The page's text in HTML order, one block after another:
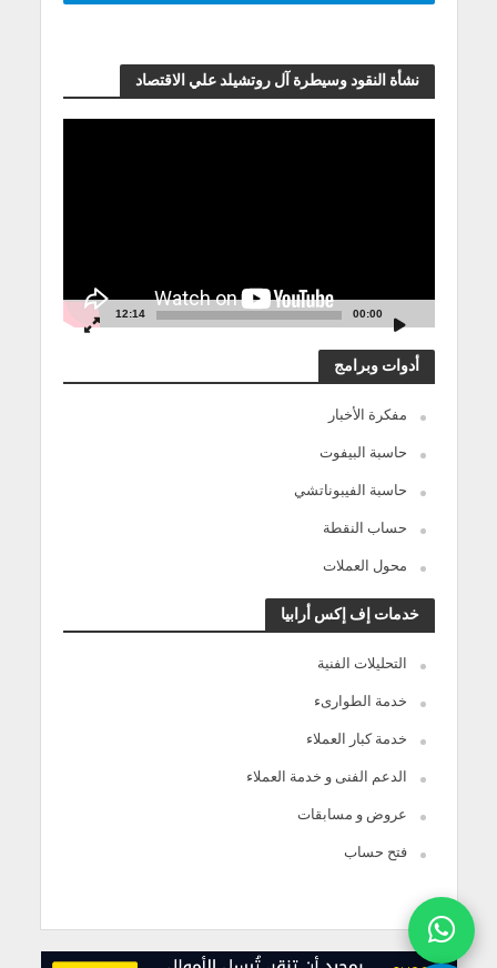
نشأة النقود وسيطرة آل روتشيلد علي الاقتصاد
00:00
12:14
أدوات وبرامج
مفكرة الأخبار
حاسبة البيفوت
حاسبة الفيبوناتشي
حساب النقطة
محول العملات
خدمات إف إكس أرابيا
التحليلات الفنية
خدمة الطوارىء
خدمة كبار العملاء
الدعم الفنى و خدمة العملاء
عروض و مسابقات
فتح حساب